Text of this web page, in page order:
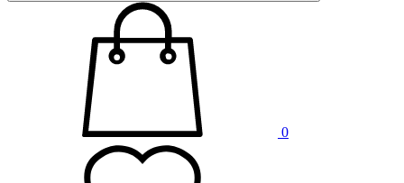
0